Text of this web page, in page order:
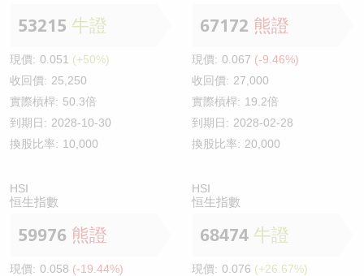
53215 牛證
現價: 0.051 (+50%)
收回價: 25,250
實際槓桿: 50.3倍
到期日: 2028-10-30
換股比率: 10,000
67172 熊證
現價: 0.067 (-9.46%)
收回價: 27,000
實際槓桿: 19.2倍
到期日: 2028-02-28
換股比率: 20,000
HSI
恒生指數
59976 熊證
現價: 0.058 (-19.44%)
HSI
恒生指數
68474 牛證
現價: 0.076 (+26.67%)